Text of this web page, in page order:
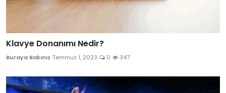
Klavye Donanımı Nedir?
Buraya Bakınız Temmuz 1, 2023 0 347